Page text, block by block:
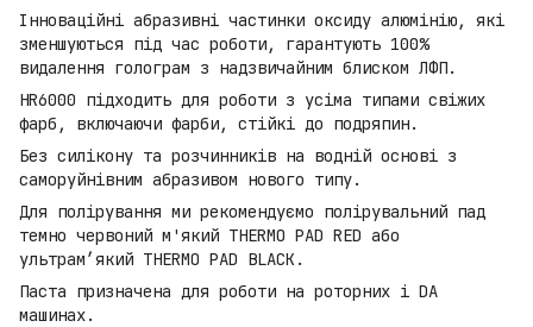
Інноваційні абразивні частинки оксиду алюмінію, які
зменшуються під час роботи, гарантують 100%
видалення голограм з надзвичайним блиском ЛФП.
HR6000 підходить для роботи з усіма типами свіжих
фарб, включаючи фарби, стійкі до подряпин.
Без силікону та розчинників на водній основі з
саморуйнівним абразивом нового типу.
Для полірування ми рекомендуємо полірувальний пад
темно червоний м'який THERMO PAD RED або
ультрам’який THERMO PAD BLACK.
Паста призначена для роботи на роторних і DA
машинах.